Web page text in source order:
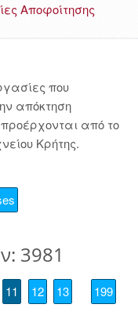
Αποφοίτησης
που
απόκτηση
από το
Κρήτης.
3981
11 12 13
199